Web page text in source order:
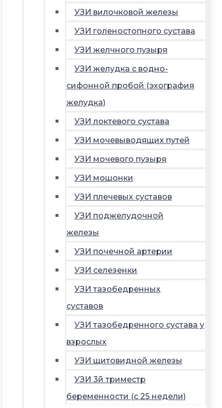
УЗИ вилочковой железы
УЗИ голеностопного сустава
УЗИ желчного пузыря
УЗИ желудка с водно-
сифонной пробой (эхография
желудка)
УЗИ локтевого сустава
УЗИ мочевыводящих путей
УЗИ мочевого пузыря
УЗИ мошонки
УЗИ плечевых суставов
УЗИ поджелудочной
железы
УЗИ почечной артерии
УЗИ селезенки
УЗИ тазобедренных
суставов
УЗИ тазобедренного сустава у
взрослых
УЗИ щитовидной железы
УЗИ 3й триместр
беременности (с 25 недели)